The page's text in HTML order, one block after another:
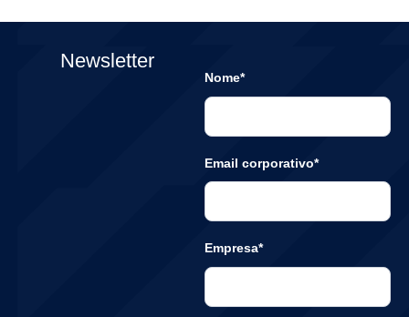
Newsletter
Nome*
Email corporativo*
Empresa*